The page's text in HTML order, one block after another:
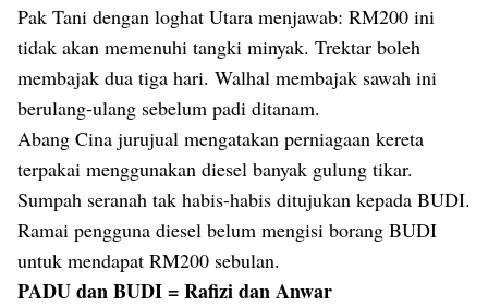
Pak Tani dengan loghat Utara menjawab: RM200 ini
tidak akan memenuhi tangki minyak. Trektar boleh
membajak dua tiga hari. Walhal membajak sawah ini
berulang-ulang sebelum padi ditanam.
Abang Cina jurujual mengatakan perniagaan kereta
terpakai menggunakan diesel banyak gulung tikar.
Sumpah seranah tak habis-habis ditujukan kepada BUDI.
Ramai pengguna diesel belum mengisi borang BUDI
untuk mendapat RM200 sebulan.
PADU dan BUDI = Rafizi dan Anwar